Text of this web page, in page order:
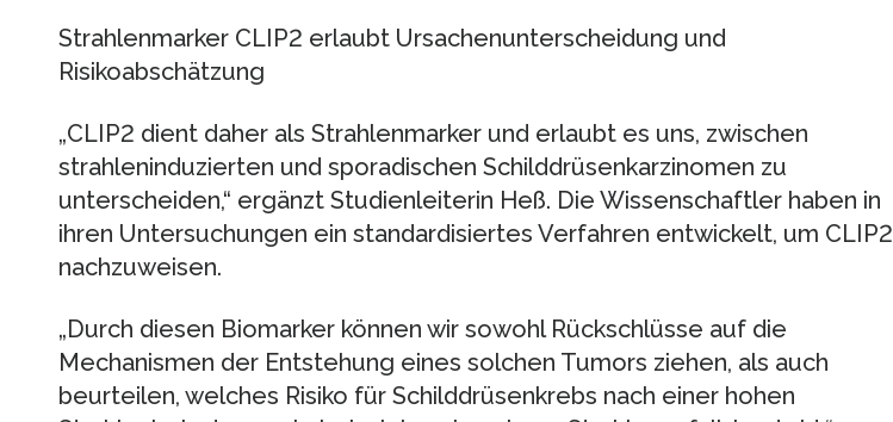
Strahlenmarker CLIP2 erlaubt Ursachenunterscheidung und
Risikoabschätzung
„CLIP2 dient daher als Strahlenmarker und erlaubt es uns, zwischen
strahleninduzierten und sporadischen Schilddrüsenkarzinomen zu
unterscheiden,“ ergänzt Studienleiterin Heß. Die Wissenschaftler haben in
ihren Untersuchungen ein standardisiertes Verfahren entwickelt, um CLIP2
nachzuweisen.
„Durch diesen Biomarker können wir sowohl Rückschlüsse auf die
Mechanismen der Entstehung eines solchen Tumors ziehen, als auch
beurteilen, welches Risiko für Schilddrüsenkrebs nach einer hohen